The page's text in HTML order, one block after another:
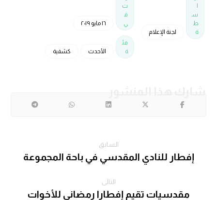
ا
س
ط
ة
لجنة الإعلام
ت
ف
ي
١٦ مايو ٢٠١٩
فئ
ة
الأحدث كشفية
السابق
إفطار للنادي المقدسي في باحة المجموعة
التالى
مقدسيات تقيم إفطارا رمضاني للأخوات